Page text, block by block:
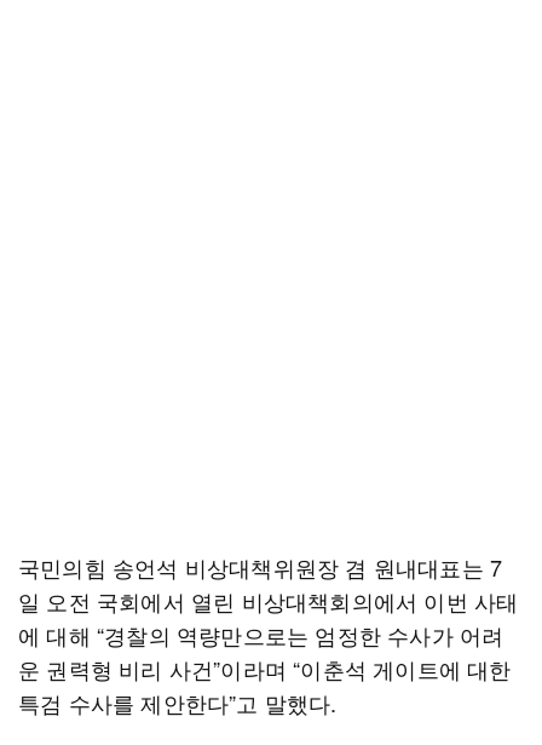
국민의힘 송언석 비상대책위원장 겸 원내대표는 7
일 오전 국회에서 열린 비상대책회의에서 이번 사태
에 대해 “경찰의 역량만으로는 엄정한 수사가 어려
운 권력형 비리 사건”이라며 “이춘석 게이트에 대한
특검 수사를 제안한다”고 말했다.